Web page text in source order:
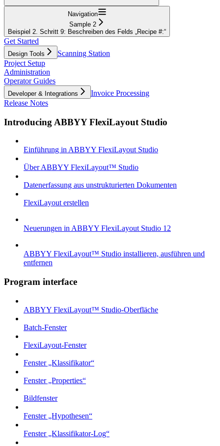
Navigation
Sample 2
Beispiel 2. Schritt 9: Beschreiben des Felds „Recipe #:“
Get Started
Design Tools
Scanning Station
Project Setup
Administration
Operator Guides
Developer & Integrations
Invoice Processing
Release Notes
Introducing ABBYY FlexiLayout Studio
Einführung in ABBYY FlexiLayout Studio
Über ABBYY FlexiLayout™ Studio
Datenerfassung aus unstrukturierten Dokumenten
FlexiLayout erstellen
Neuerungen in ABBYY FlexiLayout Studio 12
ABBYY FlexiLayout™ Studio installieren, ausführen und
entfernen
Program interface
ABBYY FlexiLayout™ Studio-Oberfläche
Batch-Fenster
FlexiLayout-Fenster
Fenster „Klassifikator“
Fenster „Properties“
Bildfenster
Fenster „Hypothesen“
Fenster „Klassifikator-Log“